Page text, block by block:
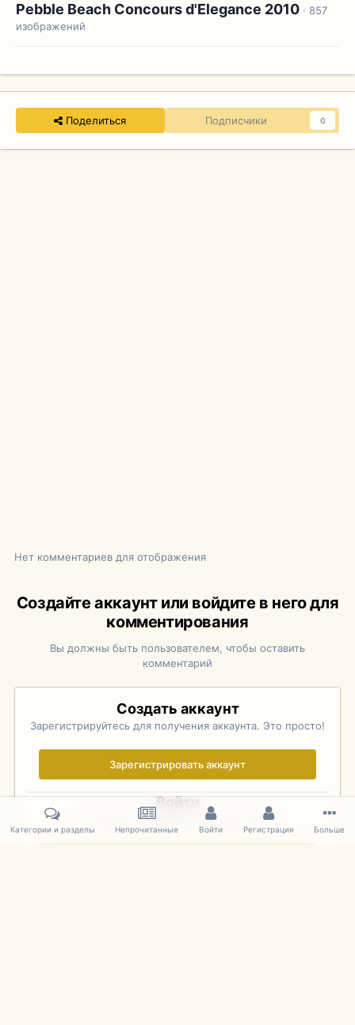
Pebble Beach Concours d'Elegance 2010 · 857
изображений
Поделиться Подписчики 0
Нет комментариев для отображения
Создайте аккаунт или войдите в него для
комментирования
Вы должны быть пользователем, чтобы оставить
комментарий
Создать аккаунт
Зарегистрируйтесь для получения аккаунта. Это просто!
Зарегистрировать аккаунт
Войти
Уже зарегистрированы? Войдите здесь.
Категории и разделы Непрочитанные Войти Регистрация Больше